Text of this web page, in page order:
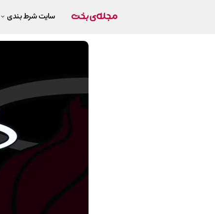
سایت شرط بندی